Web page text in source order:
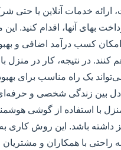
خدمات آنلاین یا حتی
بهای آنها، اقدام کنید. این
امکان کسب درآمد اضافی و
کنند. در نتیجه، کار در منزل با
یک راه مناسب برای
بین زندگی شخصی و
با استفاده از گوشی
داشته باشد. این روش کاری
راحتی با همکاران و مشتریان